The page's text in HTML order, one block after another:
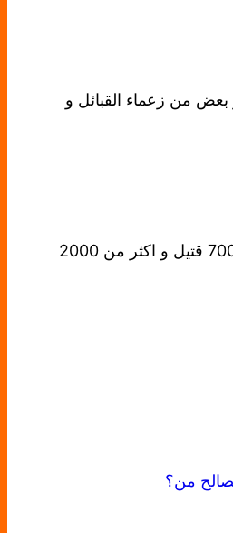
بعض من زعماء القبائل و
واندلعت مواجهات مسلحة بين قبيلتي السلامات وبني هلبة مطلع اغسطس الحالي و تعد أخطر نزاع قبلي في ولاية جنوب دارفور راح ضحيتها نحو 700 قتيل و اكثر من 2000
من؟